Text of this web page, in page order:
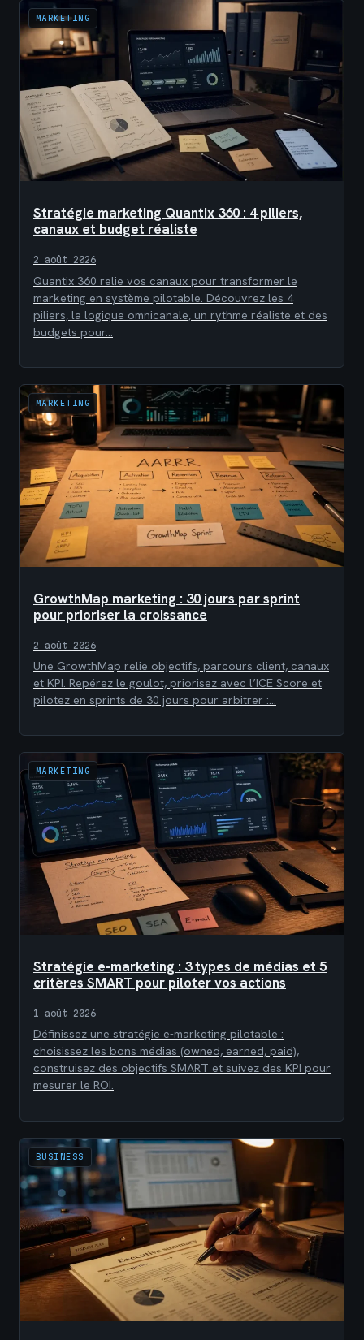
MARKETING
Stratégie marketing Quantix 360 : 4 piliers,
canaux et budget réaliste
2 août 2026
Quantix 360 relie vos canaux pour transformer le
marketing en système pilotable. Découvrez les 4
piliers, la logique omnicanale, un rythme réaliste et des
budgets pour…
MARKETING
GrowthMap marketing : 30 jours par sprint
pour prioriser la croissance
2 août 2026
Une GrowthMap relie objectifs, parcours client, canaux
et KPI. Repérez le goulot, priorisez avec l’ICE Score et
pilotez en sprints de 30 jours pour arbitrer :…
MARKETING
Stratégie e-marketing : 3 types de médias et 5
critères SMART pour piloter vos actions
1 août 2026
Définissez une stratégie e-marketing pilotable :
choisissez les bons médias (owned, earned, paid),
construisez des objectifs SMART et suivez des KPI pour
mesurer le ROI.
BUSINESS